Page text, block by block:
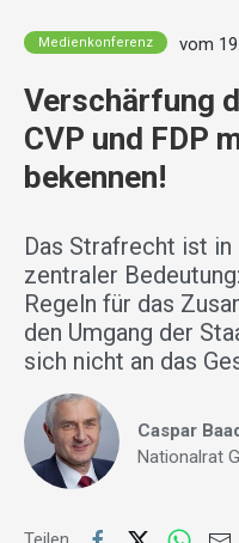
Medienkonferenz vom
Verschärfung
CVP und FDP
bekennen!
Das Strafrecht ist
zentraler
Regeln für das
den Umgang der
sich nicht an das
Caspar
Nationalrat